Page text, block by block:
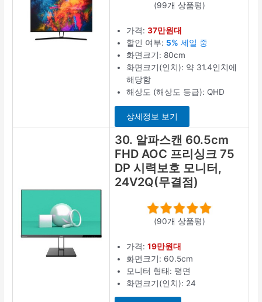
(99개 상품평)
가격:37만원대
할인 여부: 5% 세일 중
화면크기: 80cm
화면크기(인치): 약 31.4인치에
해당함
해상도 (해상도 등급): QHD
상세정보 보기
30. 알파스캔 60.5cm
FHD AOC 프리싱크 75
DP 시력보호 모니터,
24V2Q(무결점)
(90개 상품평)
가격:19만원대
화면크기: 60.5cm
모니터 형태: 평면
화면크기(인치): 24